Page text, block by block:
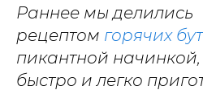
Раннее мы делились
рецептом горячих
пикантной
быстро и легко